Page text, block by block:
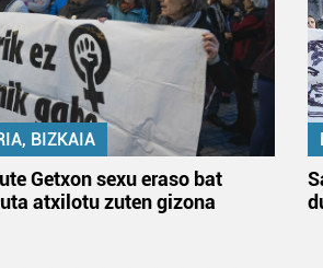
BIZKAIA
Getxon sexu eraso bat
atxilotu zuten gizona